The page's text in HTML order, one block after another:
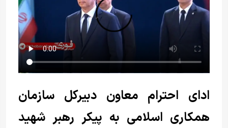
ادای احترام معاون دبیرکل سازمان
همکاری اسلامی‌ به پیکر رهبر شهید